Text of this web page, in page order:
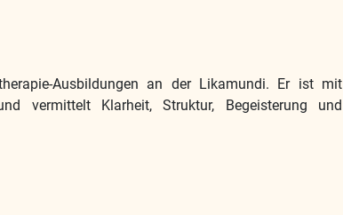
Ausbildungen an der Likamundi. Er ist mit
vermittelt Klarheit, Struktur, Begeisterung und